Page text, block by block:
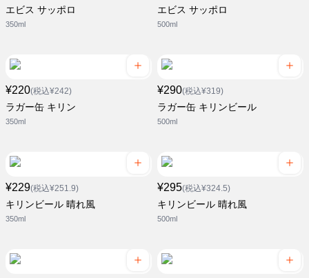
エビス サッポロ
350ml
エビス サッポロ
500ml
¥220(税込¥242)
ラガー缶 キリン
350ml
¥290(税込¥319)
ラガー缶 キリンビール
500ml
¥229(税込¥251.9)
キリンビール 晴れ風
350ml
¥295(税込¥324.5)
キリンビール 晴れ風
500ml